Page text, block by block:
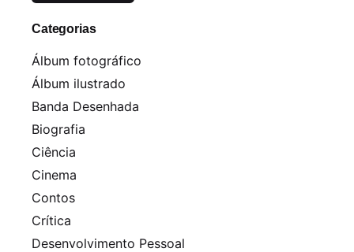
Categorias
Álbum fotográfico
Álbum ilustrado
Banda Desenhada
Biografia
Ciência
Cinema
Contos
Crítica
Desenvolvimento Pessoal